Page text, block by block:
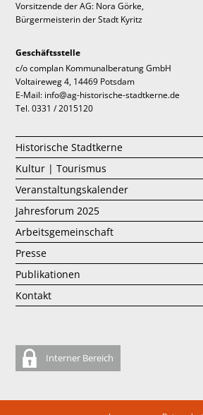
Vorsitzende der AG: Nora Görke,
Bürgermeisterin der Stadt Kyritz
Geschäftsstelle
c/o complan Kommunalberatung GmbH
Voltaireweg 4, 14469 Potsdam
E-Mail: info@ag-historische-stadtkerne.de
Tel. 0331 / 2015120
Historische Stadtkerne
Kultur | Tourismus
Veranstaltungskalender
Jahresforum 2025
Arbeitsgemeinschaft
Presse
Publikationen
Kontakt
Interner Bereich